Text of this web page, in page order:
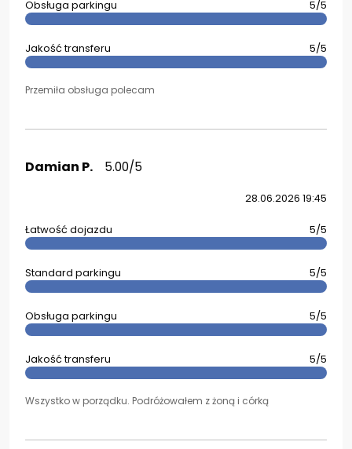
Obsługa parkingu 5/5
Jakość transferu 5/5
Przemiła obsługa polecam
Damian P. 5.00/5
28.06.2026 19:45
Łatwość dojazdu 5/5
Standard parkingu 5/5
Obsługa parkingu 5/5
Jakość transferu 5/5
Wszystko w porządku. Podróżowałem z żoną i córką